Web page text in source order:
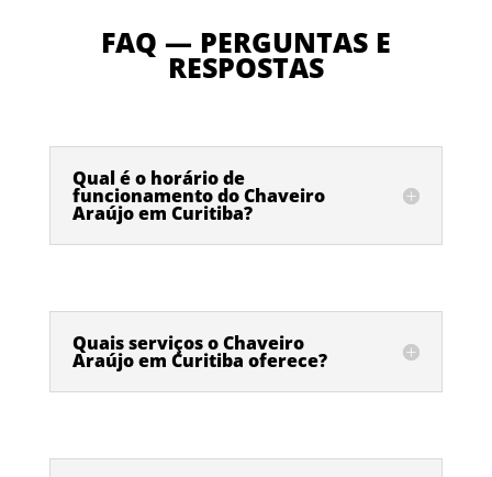
FAQ — PERGUNTAS E
RESPOSTAS
Qual é o horário de
funcionamento do Chaveiro
Araújo em Curitiba?
Quais serviços o Chaveiro
Araújo em Curitiba oferece?